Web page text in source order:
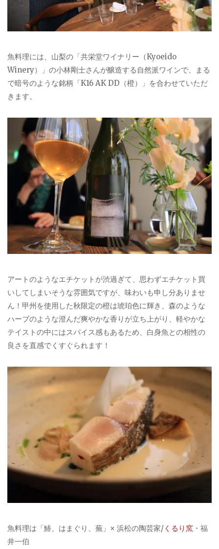
魚料理には、山梨の「共栄堂ワイナリー（Kyoeido
Winery）」の小林剛士さんが醸造する自然派ワインで、まる
で暗号のような銘柄「K16 AK DD（橙）」を合わせていただ
きます。
アートのようなエチケットが渋過ぎて、思わずエチケット買
いしてしまいそうな雰囲気ですが、味わいも申し分ありませ
ん！甲州を使用した秋限定の橙は琥珀色に輝き、森のような
ハーブのような澄んだ爽やかな香りが立ち上がり、軽やかな
テイストの中にはスパイス感もあるため、白身魚との相性の
良さを直感でくすぐられます！
魚料理は「鰆、はまぐり、蕪」× 浜松の陶芸家/ くるり窯 ・福
井一伯